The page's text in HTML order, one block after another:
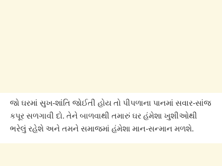
જો ઘરમાં સુખ-શાંતિ જોઈતી હોય તો પીપળાના પાનમાં સવાર-સાંજ
કપૂર સળગાવી દો. તેને બાળવાથી તમારું ઘર હંમેશા ખુશીઓથી
ભરેલું રહેશે અને તમને સમાજમાં હંમેશા માન-સન્માન મળશે.